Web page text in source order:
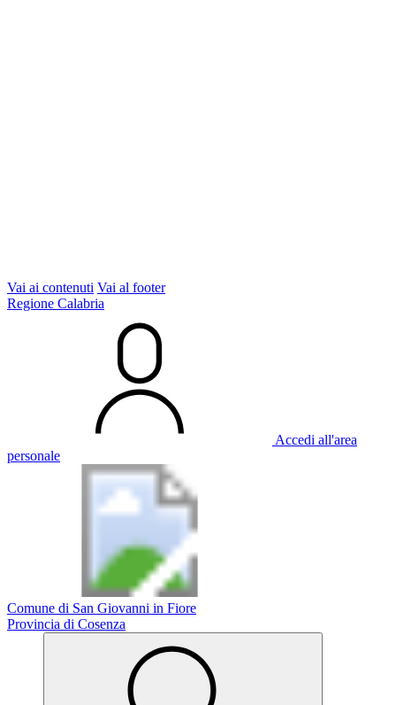
Vai ai contenuti Vai al footer
Regione Calabria
Accedi all'area
personale
Comune di San Giovanni in Fiore
Provincia di Cosenza